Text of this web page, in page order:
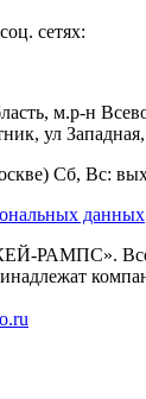
сетях:
м.р-н
ул
Сб, Вс:
данных
РАМПС». Все